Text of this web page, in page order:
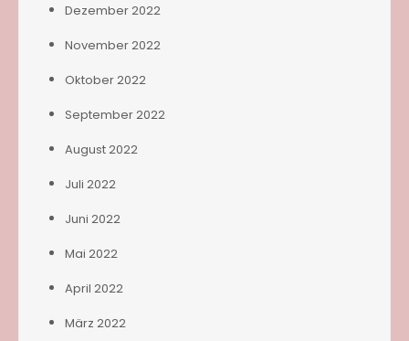
Dezember 2022
November 2022
Oktober 2022
September 2022
August 2022
Juli 2022
Juni 2022
Mai 2022
April 2022
März 2022